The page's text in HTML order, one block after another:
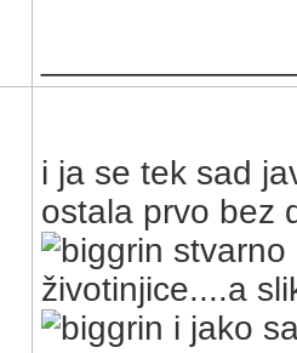
i ja se tek sad
ostala prvo bez
stvarno
životinjice....a
i jako